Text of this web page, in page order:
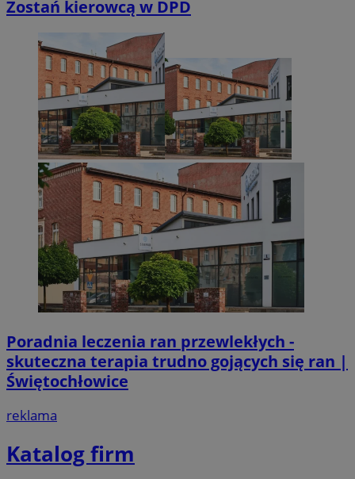
Zostań kierowcą w DPD
Poradnia leczenia ran przewlekłych -
skuteczna terapia trudno gojących się ran |
Świętochłowice
reklama
Katalog firm